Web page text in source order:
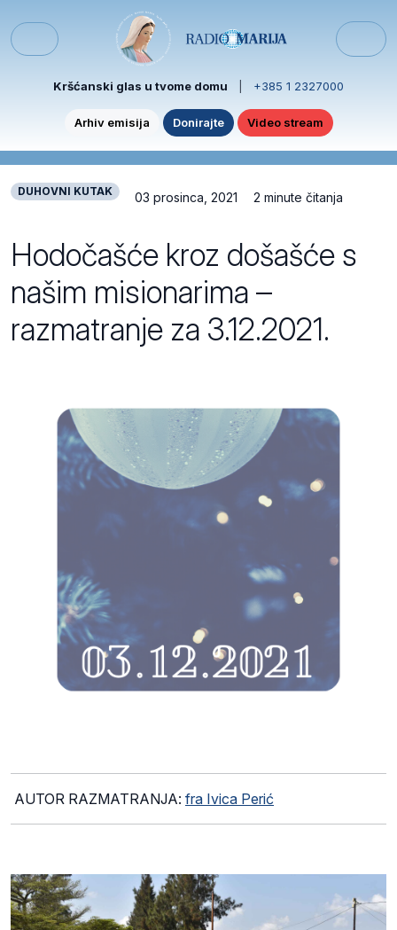
Menu
Kršćanski glas u tvome domu +385 1 2327000
Arhiv emisija Donirajte Video stream
DUHOVNI KUTAK 03 prosinca, 2021 2 minute čitanja
Hodočašće kroz došašće s
našim misionarima –
razmatranje za 3.12.2021.
AUTOR RAZMATRANJA: fra Ivica Perić